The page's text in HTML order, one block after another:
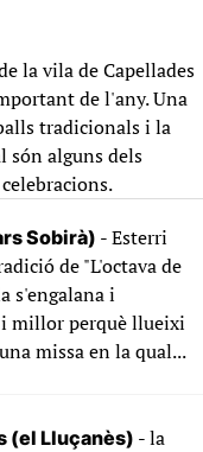
la vila de Capellades
de l'any. Una
tradicionals i la
són alguns dels
Sobirà) - Esterri
de "L'octava de
s'engalana i
millor perquè llueixi
missa en la qual...
(el Lluçanès) - la